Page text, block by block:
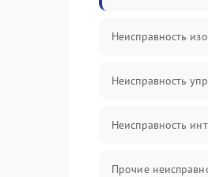
Неисправность
Неисправность
Неисправность
Прочие